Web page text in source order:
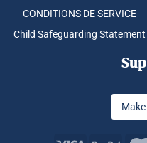
CONDITIONS DE SERVICE
Child Safeguarding Statement